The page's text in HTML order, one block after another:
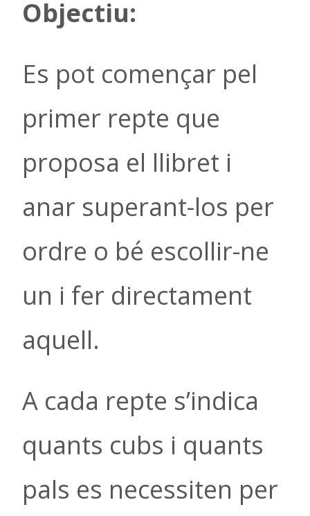
Objectiu:
Es pot començar pel
primer repte que
proposa el llibret i
anar superant-los per
ordre o bé escollir-ne
un i fer directament
aquell.
A cada repte s’indica
quants cubs i quants
pals es necessiten per